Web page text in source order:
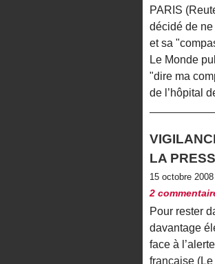
PARIS
décidé de
et sa
Le Monde
"dire ma
de l’hôpital
LA
15 octobre
2
Pour rester
davantage
face à
française